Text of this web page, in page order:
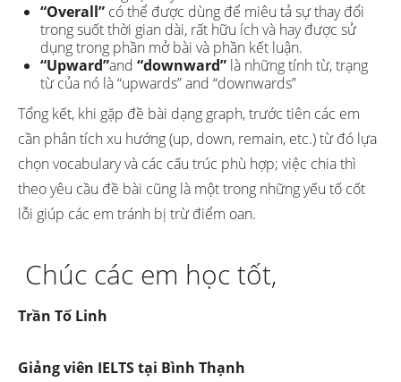
“Overall” có thể được dùng để miêu tả sự thay đổi
trong suốt thời gian dài, rất hữu ích và hay được sử
dụng trong phần mở bài và phần kết luận.
“Upward”and “downward” là những tính từ, trạng
từ của nó là “upwards” and “downwards”
Tổng kết, khi gặp đề bài dạng graph, trước tiên các em
cần phân tích xu hướng (up, down, remain, etc.) từ đó lựa
chọn vocabulary và các cấu trúc phù hợp; việc chia thì
theo yêu cầu đề bài cũng là một trong những yếu tố cốt
lỗi giúp các em tránh bị trừ điểm oan.
Chúc các em học tốt,
Trần Tố Linh
Giảng viên IELTS tại Bình Thạnh